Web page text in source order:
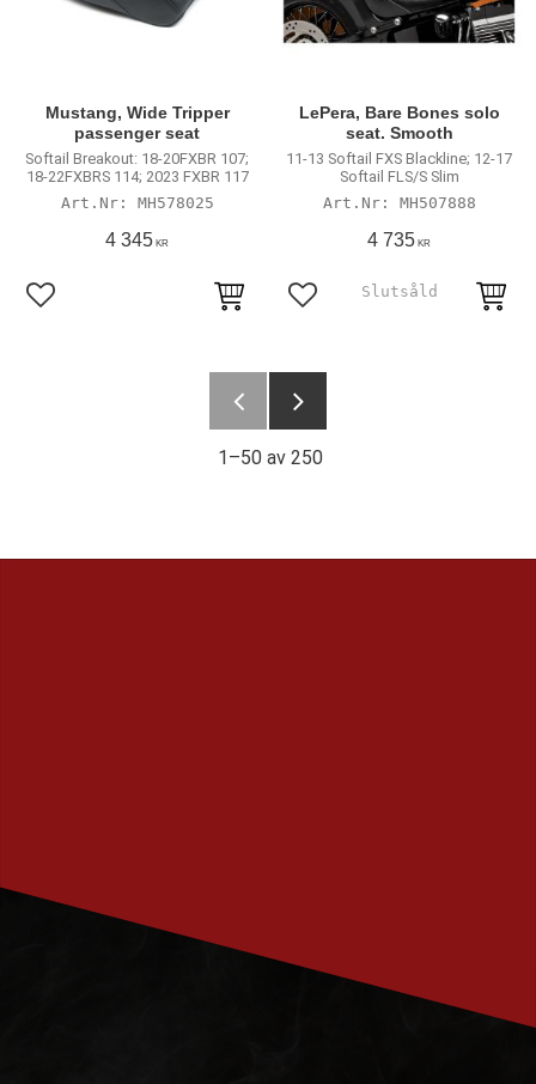
Mustang, Wide Tripper
passenger seat
Softail Breakout: 18-20FXBR 107;
18-22FXBRS 114; 2023 FXBR 117
MH578025
4 345 KR
Lägg till i favoriter
LePera, Bare Bones solo
seat. Smooth
11-13 Softail FXS Blackline; 12-17
Softail FLS/S Slim
MH507888
4 735 KR
Lägg till i favoriter
1–50 av 250